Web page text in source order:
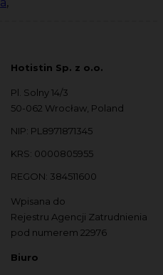
,
Hotistin Sp. z o.o.
Pl. Solny 14/3
50-062 Wrocław, Poland
NIP: PL8971871345
KRS: 0000805955
REGON: 384511600
Wpisana do
Rejestru Agencji Zatrudnienia
pod numerem 22976
Biuro